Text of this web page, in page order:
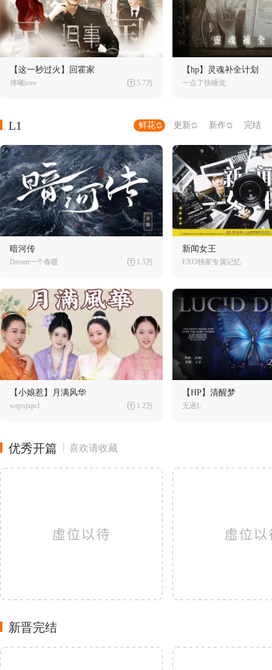
【这一秒过火】回霍家
傅曦iove 5.7万
【hp】灵魂补全计划
一点了快睡觉
L1 鲜花 更新 新作 完结
暗河传
Dream一个春暖 1.5万
新闻女王
EXO独家专属记忆
【小娘惹】月满风华
wqysjxpcl 1.2万
【HP】清醒梦
无過L
优秀开篇 喜欢请收藏
新晋完结